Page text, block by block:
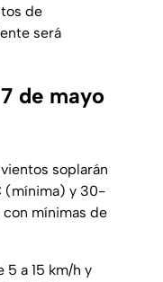
de
será
de mayo
soplarán
(mínima) y 30-
mínimas de
a 15 km/h y